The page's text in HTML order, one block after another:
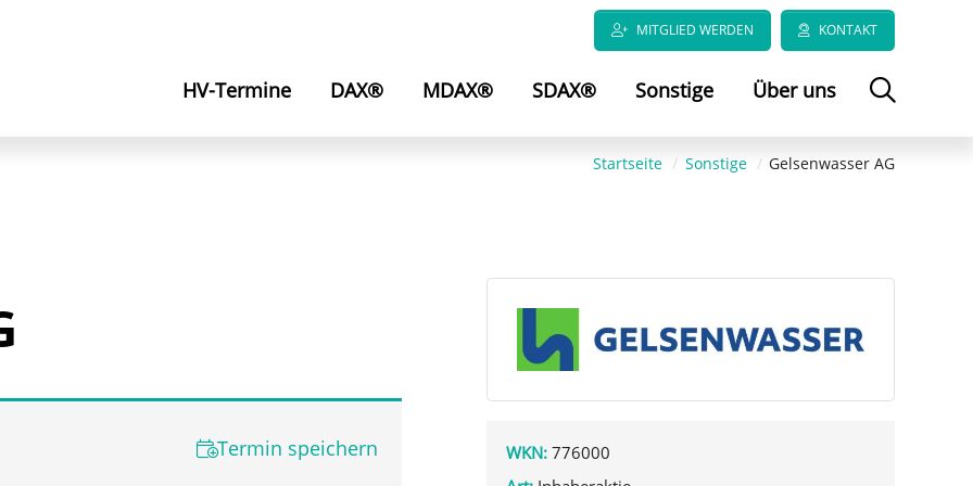
MITGLIED WERDEN KONTAKT
HV-Termine DAX® MDAX® SDAX® Sonstige Über uns
Startseite Sonstige Gelsenwasser AG
Termin speichern WKN: 776000